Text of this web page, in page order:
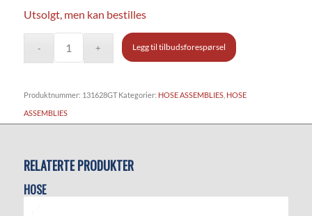
Utsolgt, men kan bestilles
Legg til tilbudsforespørsel
Produktnummer: 131628GT Kategorier: HOSE ASSEMBLIES, HOSE
ASSEMBLIES
RELATERTE PRODUKTER
HOSE